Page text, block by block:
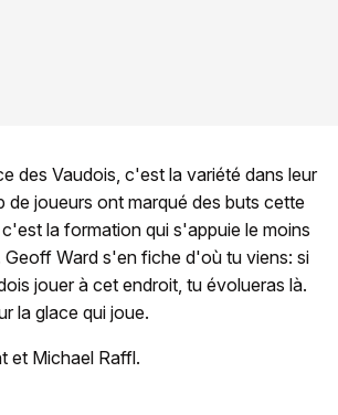
des Vaudois, c'est la variété dans leur
de joueurs ont marqué des buts cette
la formation qui s'appuie le moins
Geoff Ward s'en fiche d'où tu viens: si
jouer à cet endroit, tu évolueras là.
la glace qui joue.
et Michael Raffl.